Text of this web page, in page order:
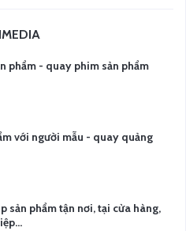
phẩm - quay phim sản phẩm
với người mẫu - quay quảng
sản phẩm tận nơi, tại cửa hàng,